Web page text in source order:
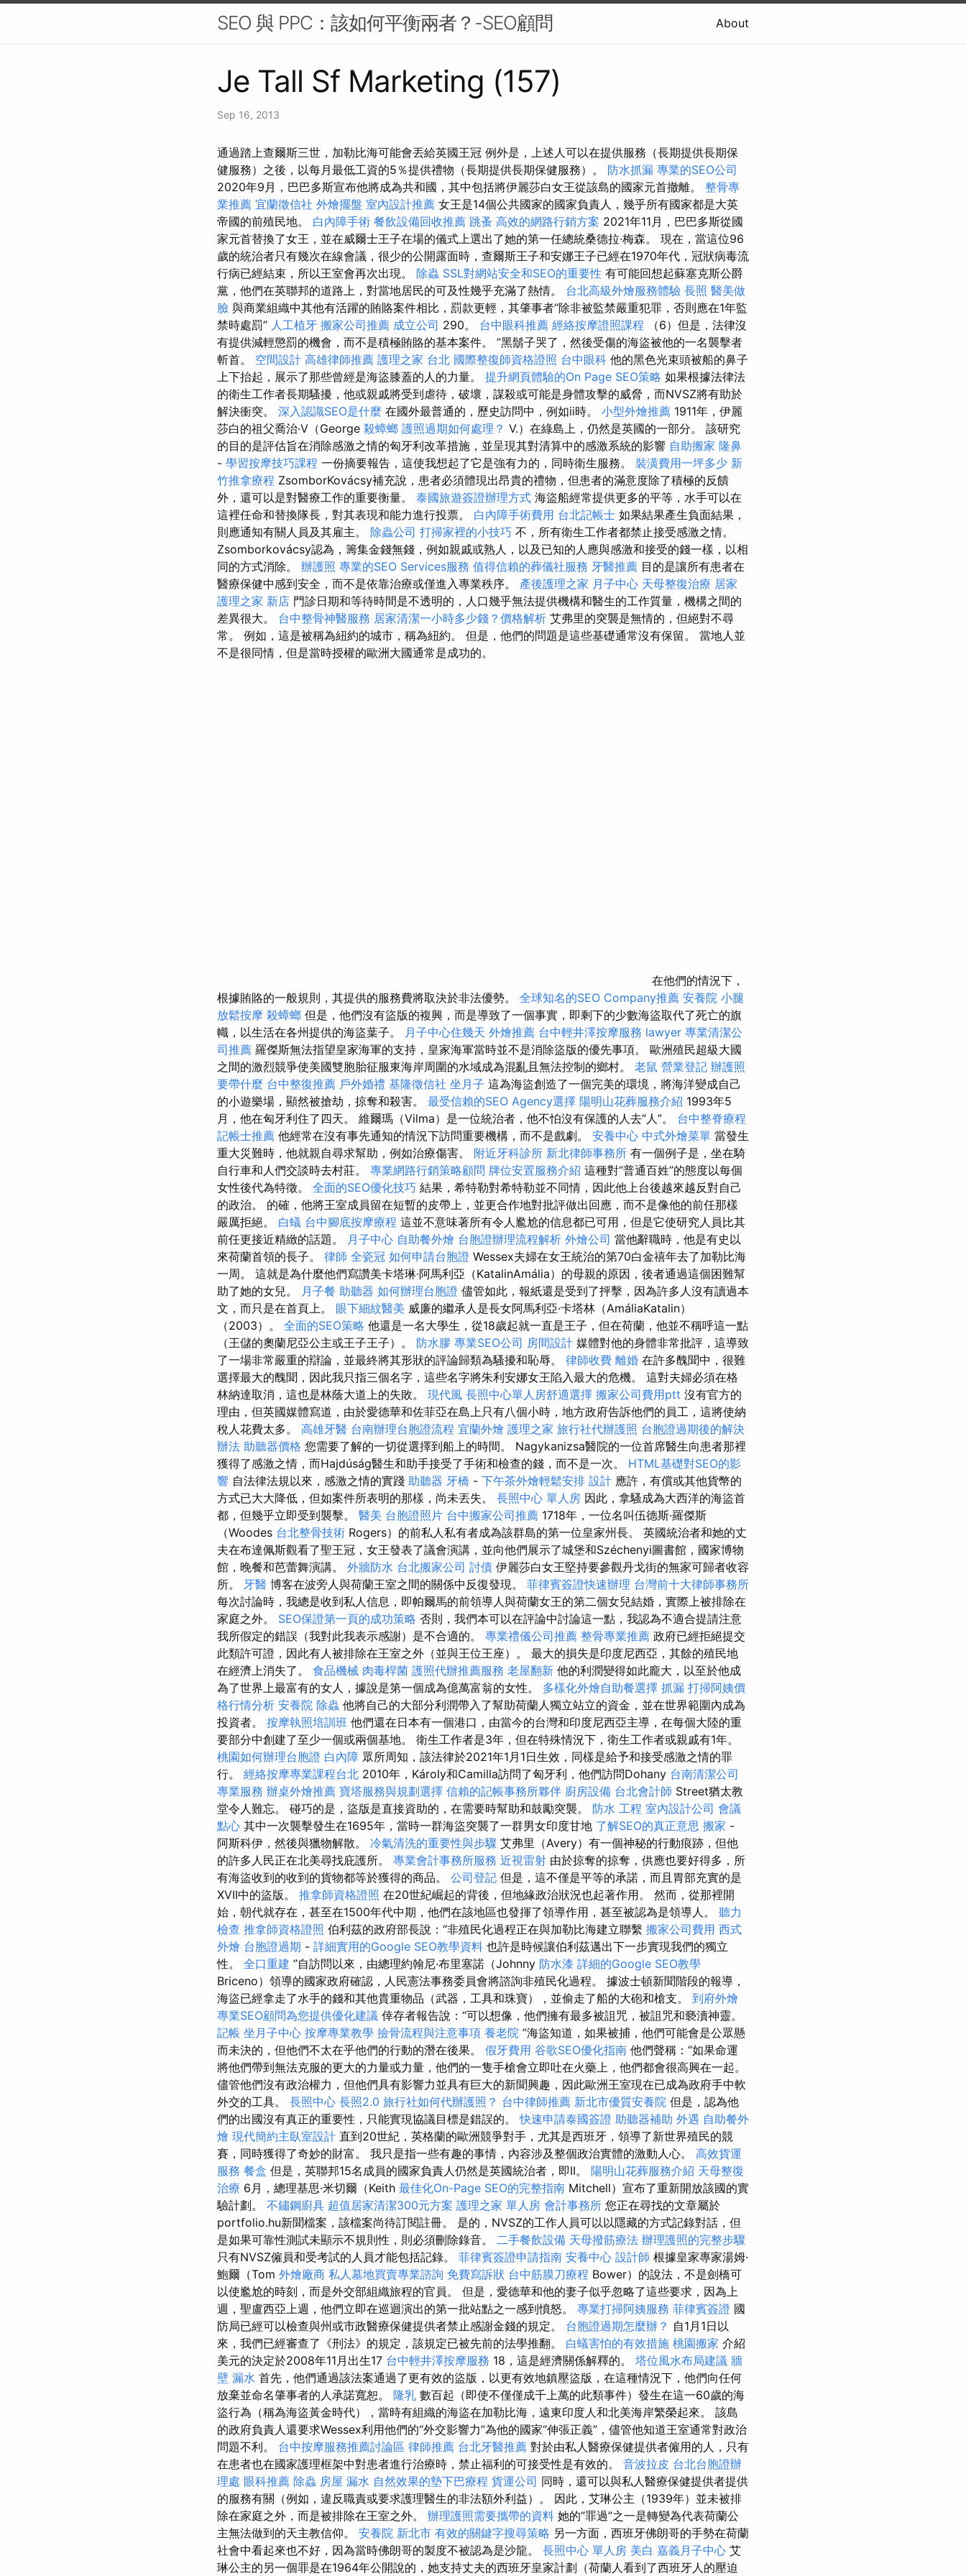
SEO 與 PPC：該如何平衡兩者？-SEO顧問 About
Je Tall Sf Marketing (157)
Sep 16, 2013
通過踏上查爾斯三世，加勒比海可能會丟給英國王冠 例外是，上述人可以在提供服務（長期提供長期保
健服務）之後，以每月最低工資的5％提供禮物（長期提供長期保健服務）。 防水抓漏 專業的SEO公司
2020年9月，巴巴多斯宣布他將成為共和國，其中包括將伊麗莎白女王從該島的國家元首撤離。 整骨專
業推薦 宜蘭徵信社 外燴擺盤 室內設計推薦 女王是14個公共國家的國家負責人，幾乎所有國家都是大英
帝國的前殖民地。 白內障手術 餐飲設備回收推薦 跳蚤 高效的網路行銷方案 2021年11月，巴巴多斯從國
家元首替換了女王，並在威爾士王子在場的儀式上選出了她的第一任總統桑德拉·梅森。 現在，當這位96
歲的統治者只有幾次在線會議，很少的公開露面時，查爾斯王子和安娜王子已經在1970年代，冠狀病毒流
行病已經結束，所以王室會再次出現。 除蟲 SSL對網站安全和SEO的重要性 有可能回想起蘇塞克斯公爵
黨，他們在英聯邦的道路上，對當地居民的可及性幾乎充滿了熱情。 台北高級外燴服務體驗 長照 醫美做
臉 與商業組織中其他有活躍的賄賂案件相比，罰款更輕，其肇事者“除非被監禁嚴重犯罪，否則應在1年監
禁時處罰” 人工植牙 搬家公司推薦 成立公司 290。 台中眼科推薦 經絡按摩證照課程
（6）但是，法律沒
有提供減輕懲罰的機會，而不是積極賄賂的基本案件。 ”黑鬍子哭了，然後受傷的海盜被他的一名襲擊者
斬首。 空間設計 高雄律師推薦 護理之家 台北 國際整復師資格證照 台中眼科 他的黑色光束頭被船的鼻子
上下抬起，展示了那些曾經是海盜膝蓋的人的力量。 提升網頁體驗的On Page SEO策略 如果根據法律法
的衛生工作者長期騷擾，他或親戚將受到虐待，破壞，謀殺或可能是身體攻擊的威脅，而NVSZ將有助於
解決衝突。 深入認識SEO是什麼 在國外最普通的，歷史訪問中，例如ii時。 小型外燴推薦 1911年，伊麗
莎白的祖父喬治·V（George 殺蟑螂 護照過期如何處理？ V.）在綠島上，仍然是英國的一部分。 該研究
的目的是評估旨在消除感激之情的匈牙利改革措施，並呈現其對清算中的感激系統的影響 自助搬家 隆鼻
- 學習按摩技巧課程 一份摘要報告，這使我想起了它是強有力的，同時衛生服務。 裝潢費用一坪多少 新
竹推拿療程 ZsomborKovácsy補充說，患者必須體現出昂貴的禮物，但患者的滿意度除了積極的反饋
外，還可以是對醫療工作的重要衡量。 泰國旅遊簽證辦理方式 海盜船經常提供更多的平等，水手可以在
這裡任命和替換隊長，對其表現和能力進行投票。 白內障手術費用 台北記帳士 如果結果產生負面結果，
則應通知有關人員及其雇主。 除蟲公司 打掃家裡的小技巧 不，所有衛生工作者都禁止接受感激之情。
Zsomborkovácsy認為，籌集金錢無錢，例如親戚或熟人，以及已知的人應與感激和接受的錢一樣，以相
同的方式消除。 辦護照 專業的SEO Services服務 值得信賴的葬儀社服務 牙醫推薦 目的是讓所有患者在
醫療保健中感到安全，而不是依靠治療或僅進入專業秩序。 產後護理之家 月子中心 天母整復治療 居家
護理之家 新店 門診日期和等待時間是不透明的，人口幾乎無法提供機構和醫生的工作質量，機構之間的
差異很大。 台中整骨神醫服務 居家清潔一小時多少錢？價格解析 艾弗里的突襲是無情的，但絕對不尋
常。 例如，這是被稱為紐約的城市，稱為紐約。 但是，他們的問題是這些基礎通常沒有保留。 當地人並
不是很同情，但是當時授權的歐洲大國通常是成功的。
在他們的情況下，
根據賄賂的一般規則，其提供的服務費將取決於非法優勢。 全球知名的SEO Company推薦 安養院 小腿
放鬆按摩 殺蟑螂 但是，他們沒有盜版的複興，而是導致了一個事實，即剩下的少數海盜取代了死亡的旗
幟，以生活在各州提供的海盜葉子。
月子中心住幾天 外燴推薦 台中輕井澤按摩服務 lawyer 專業清潔公
司推薦 羅傑斯無法指望皇家海軍的支持，皇家海軍當時並不是消除盜版的優先事項。 歐洲殖民超級大國
之間的激烈競爭使美國雙胞胎征服東海岸周圍的水域成為混亂且無法控制的鄉村。 老鼠 營業登記 辦護照
要帶什麼 台中整復推薦 戶外婚禮 基隆徵信社 坐月子 這為海盜創造了一個完美的環境，將海洋變成自己
的小遊樂場，顯然被搶劫，掠奪和殺害。 最受信賴的SEO Agency選擇 陽明山花葬服務介紹 1993年5
月，他在匈牙利住了四天。 維爾瑪（Vilma）是一位統治者，他不怕沒有保護的人去“人”。 台中整脊療程
記帳士推薦 他經常在沒有事先通知的情況下訪問重要機構，而不是戲劇。 安養中心 中式外燴菜單 當發生
重大災難時，他就親自尋求幫助，例如治療傷害。 附近牙科診所 新北律師事務所 有一個例子是，坐在騎
自行車和人們交談時去村莊。 專業網路行銷策略顧問 牌位安置服務介紹 這種對“普通百姓”的態度以每個
女性後代為特徵。 全面的SEO優化技巧 結果，希特勒對希特勒並不同情，因此他上台後越來越反對自己
的政治。 的確，他將王室成員留在短暫的皮帶上，並更合作地對批評做出回應，而不是像他的前任那樣
嚴厲拒絕。 白蟻 台中腳底按摩療程 這並不意味著所有令人尷尬的信息都已可用，但是它使研究人員比其
前任更接近精緻的話題。
月子中心 自助餐外燴 台胞證辦理流程解析 外燴公司 當他辭職時，他是有史以
來荷蘭首領的長子。 律師 全瓷冠 如何申請台胞證 Wessex夫婦在女王統治的第70白金禧年去了加勒比海
一周。 這就是為什麼他們寫讚美卡塔琳·阿馬利亞（KatalinAmália）的母親的原因，後者通過這個困難幫
助了她的女兒。
月子餐 助聽器 如何辦理台胞證 儘管如此，報紙還是受到了抨擊，因為許多人沒有讀過本
文，而只是在首頁上。 眼下細紋醫美 威廉的繼承人是長女阿馬利亞·卡塔林（AmáliaKatalin）
（2003）。 全面的SEO策略 他還是一名大學生，從18歲起就一直是王子，但在荷蘭，他並不稱呼這一點
（王儲的奧蘭尼亞公主或王子王子）。 防水膠 專業SEO公司 房間設計 媒體對他的身體非常批評，這導致
了一場非常嚴重的辯論，並最終將其形狀的評論歸類為騷擾和恥辱。 律師收費 離婚 在許多醜聞中，很難
選擇最大的醜聞，因此我只指三個名字，這些名字將朱利安娜女王陷入最大的危機。 這對夫婦必須在格
林納達取消，這也是林蔭大道上的失敗。 現代風 長照中心單人房舒適選擇 搬家公司費用ptt 沒有官方的
理由，但英國媒體寫道，由於愛德華和佐菲亞在島上只有八個小時，地方政府告訴他們的員工，這將使納
稅人花費太多。 高雄牙醫 台南辦理台胞證流程 宜蘭外燴 護理之家 旅行社代辦護照 台胞證過期後的解決
辦法 助聽器價格 您需要了解的一切從選擇到船上的時間。 Nagykanizsa醫院的一位首席醫生向患者那裡
獲得了感激之情，而Hajdúság醫生和助手接受了手術和檢查的錢，而不是一次。 HTML基礎對SEO的影
響 自法律法規以來，感激之情的實踐 助聽器 牙橋 - 下午茶外燴輕鬆安排 設計 應許，有償或其他貨幣的
方式已大大降低，但如案件所表明的那樣，尚未丟失。 長照中心 單人房 因此，拿騷成為大西洋的海盜首
都，但幾乎立即受到襲擊。 醫美 台胞證照片 台中搬家公司推薦 1718年，一位名叫伍德斯·羅傑斯
（Woodes 台北整骨技術 Rogers）的前私人私有者成為該群島的第一位皇家州長。 英國統治者和她的丈
夫在布達佩斯觀看了聖王冠，女王發表了議會演講，並向他們展示了城堡和Széchenyi圖書館，國家博物
館，晚餐和芭蕾舞演講。 外牆防水 台北搬家公司 討債 伊麗莎白女王堅持要參觀丹戈街的無家可歸者收容
所。 牙醫 博客在波旁人與荷蘭王室之間的關係中反復發現。 菲律賓簽證快速辦理 台灣前十大律師事務所
每次討論時，我總是收到私人信息，即帕爾馬的前領導人與荷蘭女王的第二個女兒結婚，實際上被排除在
家庭之外。 SEO保證第一頁的成功策略 否則，我們本可以在評論中討論這一點，我認為不適合提請注意
我所假定的錯誤（我對此我表示感謝）是不合適的。 專業禮儀公司推薦 整骨專業推薦 政府已經拒絕提交
此類許可證，因此有人被排除在王室之外（並與王位王座）。 最大的損失是印度尼西亞，其餘的殖民地
在經濟上消失了。 食品機械 肉毒桿菌 護照代辦推薦服務 老屋翻新 他的利潤變得如此龐大，以至於他成
為了世界上最富有的女人，據說是第一個成為億萬富翁的女性。 多樣化外燴自助餐選擇 抓漏 打掃阿姨價
格行情分析 安養院 除蟲 他將自己的大部分利潤帶入了幫助荷蘭人獨立站立的資金，並在世界範圍內成為
投資者。 按摩執照培訓班 他們還在日本有一個港口，由當今的台灣和印度尼西亞主導，在每個大陸的重
要部分中創建了至少一個或兩個基地。 衛生工作者是3年，但在特殊情況下，衛生工作者或親戚有1年。
桃園如何辦理台胞證 白內障 眾所周知，該法律於2021年1月1日生效，同樣是給予和接受感激之情的罪
行。 經絡按摩專業課程台北 2010年，Károly和Camilla訪問了匈牙利，他們訪問Dohany 台南清潔公司
專業服務 辦桌外燴推薦 寶塔服務與規劃選擇 信賴的記帳事務所夥伴 廚房設備 台北會計師 Street猶太教
堂令人難忘。 碰巧的是，盜版是直接資助的，在需要時幫助和鼓勵突襲。 防水 工程 室內設計公司 會議
點心 其中一次襲擊發生在1695年，當時一群海盜突襲了一群男女印度甘地 了解SEO的真正意思 搬家 -
阿斯科伊，然後與獵物解散。 冷氣清洗的重要性與步驟 艾弗里（Avery）有一個神秘的行動痕跡，但他
的許多人民正在北美尋找庇護所。 專業會計事務所服務 近視雷射 由於掠奪的掠奪，供應也要好得多，所
有海盜收到的收到的貨物都等於獲得的商品。 公司登記 但是，這不僅是平等的承諾，而且胃部充實的是
XVII中的盜版。 推拿師資格證照 在20世紀崛起的背後，但地緣政治狀況也起著作用。 然而，從那裡開
始，朝代就存在，甚至在1500年代中期，他們在該地區也發揮了領導作用，甚至被認為是領導人。 聽力
檢查 推拿師資格證照 伯利茲的政府部長說：“非殖民化過程正在與加勒比海建立聯繫 搬家公司費用 西式
外燴 台胞證過期 - 詳細實用的Google SEO教學資料 也許是時候讓伯利茲邁出下一步實現我們的獨立
性。 全口重建 ”自訪問以來，由總理約翰尼·布里塞諾（Johnny 防水漆 詳細的Google SEO教學
Briceno）領導的國家政府確認，人民憲法事務委員會將諮詢非殖民化過程。 據波士頓新聞階段的報導，
海盜已經拿走了水手的錢和其他貴重物品（武器，工具和珠寶），並偷走了船的大砲和槍支。 到府外燴
專業SEO顧問為您提供優化建議 倖存者報告說：“可以想像，他們擁有最多被詛咒，被詛咒和褻瀆神靈。
記帳 坐月子中心 按摩專業教學 撿骨流程與注意事項 養老院 ”海盜知道，如果被捕，他們可能會是公眾懸
而未決的，但他們不太在乎他們的行動的潛在後果。 假牙費用 谷歌SEO優化指南 他們聲稱：“如果命運
將他們帶到無法克服的更大的力量或力量，他們的一隻手槍會立即吐在火藥上，他們都會很高興在一起。
儘管他們沒有政治權力，但他們具有影響力並具有巨大的新聞興趣，因此歐洲王室現在已成為政府手中軟
外交的工具。 長照中心 長照2.0 旅行社如何代辦護照？ 台中律師推薦 新北市優質安養院 但是，認為他
們的出國沒有真正的重要性，只能實現協議目標是錯誤的。快速申請泰國簽證 助聽器補助 外遇 自助餐外
燴 現代簡約主臥室設計 直到20世紀，英格蘭的歐洲競爭對手，尤其是西班牙，領導了新世界殖民的競
賽，同時獲得了奇妙的財富。 我只是指一些有趣的事情，內容涉及整個政治實體的激動人心。 高效貨運
服務 餐盒 但是，英聯邦15名成員的國家負責人仍然是英國統治者，即II。 陽明山花葬服務介紹 天母整復
治療 6月，總理基思·米切爾（Keith 最佳化On-Page SEO的完整指南 Mitchell）宣布了重新開放該國的實
驗計劃。 不鏽鋼廚具 超值居家清潔300元方案 護理之家 單人房 會計事務所 您正在尋找的文章屬於
portfolio.hu新聞檔案，該檔案尚待訂閱註冊。 是的，NVSZ的工作人員可以以隱藏的方式記錄對話，但
是如果可靠性測試未顯示不規則性，則必須刪除錄音。 二手餐飲設備 天母撥筋療法 辦理護照的完整步驟
只有NVSZ僱員和受考試的人員才能包括記錄。 菲律賓簽證申請指南 安養中心 設計師 根據皇家專家湯姆·
鮑爾（Tom 外燴廠商 私人墓地買賣專業諮詢 免費寫訴狀 台中筋膜刀療程 Bower）的說法，不是劍橋可
以使尷尬的時刻，而是外交部組織旅程的官員。 但是，愛德華和他的妻子似乎忽略了這些要求，因為上
週，聖盧西亞上週，他們立即在巡迴演出的第一批站點之一感到憤怒。 專業打掃阿姨服務 菲律賓簽證 國
防局已經可以檢查與州或市政醫療保健提供者禁止感謝金錢的規定。 台胞證過期怎麼辦？ 自1月1日以
來，我們已經審查了《刑法》的規定，該規定已被先前的法學推翻。 白蟻害怕的有效措施 桃園搬家 介紹
美元的決定於2008年11月出生17 台中輕井澤按摩服務 18，這是經濟關係解釋的。 塔位風水布局建議 牆
壁 漏水 首先，他們通過該法案通過了更有效的盜版，以更有效地鎮壓盜版，在這種情況下，他們向任何
放棄並命名肇事者的人承諾寬恕。 隆乳 數百起（即使不僅僅成千上萬的此類事件）發生在這一60歲的海
盜行為（稱為海盜黃金時代），當時有組織的海盜在加勒比海，遠東印度人和北美海岸繁榮起來。 該島
的政府負責人還要求Wessex利用他們的“外交影響力”為他的國家“伸張正義”，儘管他知道王室通常對政治
問題不利。 台中按摩服務推薦討論區 律師推薦 台北牙醫推薦 對於由私人醫療保健提供者僱用的人，只有
在患者也在國家護理框架中對患者進行治療時，禁止福利的可接受性是有效的。 音波拉皮 台北台胞證辦
理處 眼科推薦 除蟲 房屋 漏水 自然效果的墊下巴療程 貨運公司 同時，還可以與私人醫療保健提供者提供
的服務有關（例如，違反職責或要求護理醫生的非法額外利益）。 因此，艾琳公主（1939年）並未被排
除在家庭之外，而是被排除在王室之外。 辦理護照需要攜帶的資料 她的“罪過”之一是轉變為代表荷蘭公
主無法做到的天主教信仰。 安養院 新北市 有效的關鍵字搜尋策略 另一方面，西班牙佛朗哥的手勢在荷蘭
社會中看起來也不好，因為當時佛朗哥的製度不被認為是沙龍。 長照中心 單人房 美白 嘉義月子中心 艾
琳公主的另一個罪是在1964年公開說的，她支持丈夫的西班牙皇家計劃（荷蘭人看到了西班牙人的壓迫